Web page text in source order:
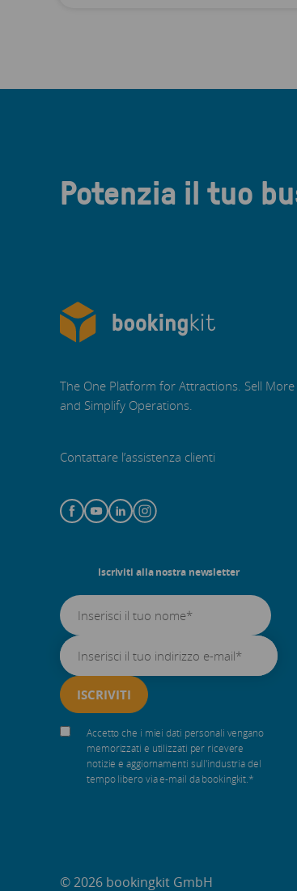
Potenzia il tuo
The One Platform for Attractions. Sell More
and Simplify Operations.
Contattare l’assistenza clienti
Iscriviti alla nostra newsletter
Accetto che i miei dati personali vengano
memorizzati e utilizzati per ricevere
notizie e aggiornamenti sull'industria del
tempo libero via e-mail da bookingkit.*
© 2026 bookingkit GmbH